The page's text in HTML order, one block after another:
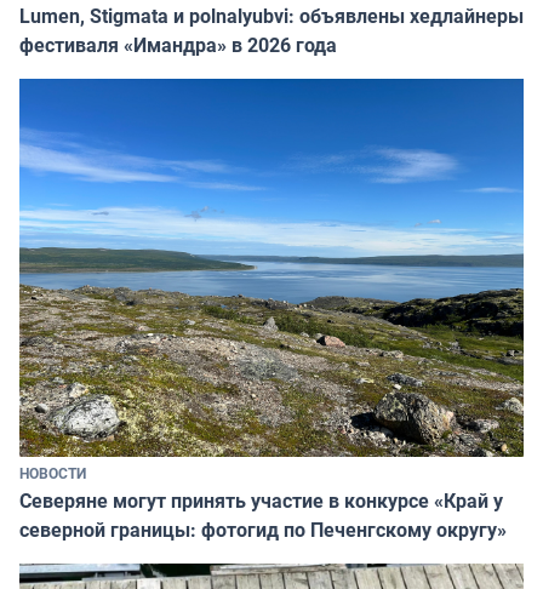
Lumen, Stigmata и polnalyubvi: объявлены хедлайнеры
фестиваля «Имандра» в 2026 года
НОВОСТИ
Северяне могут принять участие в конкурсе «Край у
северной границы: фотогид по Печенгскому округу»